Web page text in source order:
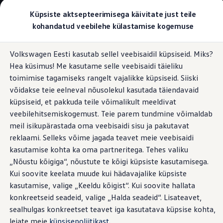
Küpsiste aktsepteerimisega käivitate just teile
kohandatud veebilehe külastamise kogemuse
Volkswagen Eesti kasutab sellel veebisaidil küpsiseid. Miks?
Hea küsimus! Me kasutame selle veebisaidi täieliku
toimimise tagamiseks rangelt vajalikke küpsiseid. Siiski
võidakse teie eelneval nõusolekul kasutada täiendavaid
küpsiseid, et pakkuda teile võimalikult meeldivat
veebilehitsemiskogemust. Teie parem tundmine võimaldab
meil isikupärastada oma veebisaidi sisu ja pakutavat
reklaami. Selleks võime jagada teavet meie veebisaidi
kasutamise kohta ka oma partneritega. Tehes valiku
„Nõustu kõigiga“, nõustute te kõigi küpsiste kasutamisega.
Kui soovite keelata muude kui hädavajalike küpsiste
kasutamise, valige „Keeldu kõigist“. Kui soovite hallata
konkreetseid seadeid, valige „Halda seadeid“. Lisateavet,
sealhulgas konkreetset teavet iga kasutatava küpsise kohta,
leiate meie küpsisepoliitikast.
põhisisu
juurde
jaluse
juurde
Valige oma Volkswagen
Mudelid ja konfiguraator
Uus ID. Cross
Konfigureeri
Volkswageni tarbesõidukid. Igaks ülesandeks valmis
Volkswagen laoautode e-pood
Pakkumised ja teenused
Juubelipakkumine
Autovahetus
Garantii
Volkswagen laoautode e-pood
Tasuta registreerimistasu sinu uuele Volkswagenile!
Tiguani pistikhübriid
Elektriautod ja hübriidautod
Golf eHybrid
Tiguan eHybrid
Passat eHybrid
Tayron eHybrid
Touareg eHybrid
Ära iial ütle iial
ID. teadmised
Pistikupesad ja ühendused
Ühendagekõikjal
Laadige oma mobiilseadmeid või tööriistu hõlpsasti ühelt
tööpaigalt teise sõitmise ajal: keskkonsoolis asuvas hästi
juurdepääsetavas panipaigas saate hoida kõiki levinumaid
nutitelefone ning ühilduvaid mudeleid ka mugavalt laadida –
ilma tüütute juhtmeteta. Lisaks välkkiirele
andmeedastuseele saab kahte standardvarustusse kuuluvat
USB-C-liidest kasutada ka muude töövahendite mugavaks